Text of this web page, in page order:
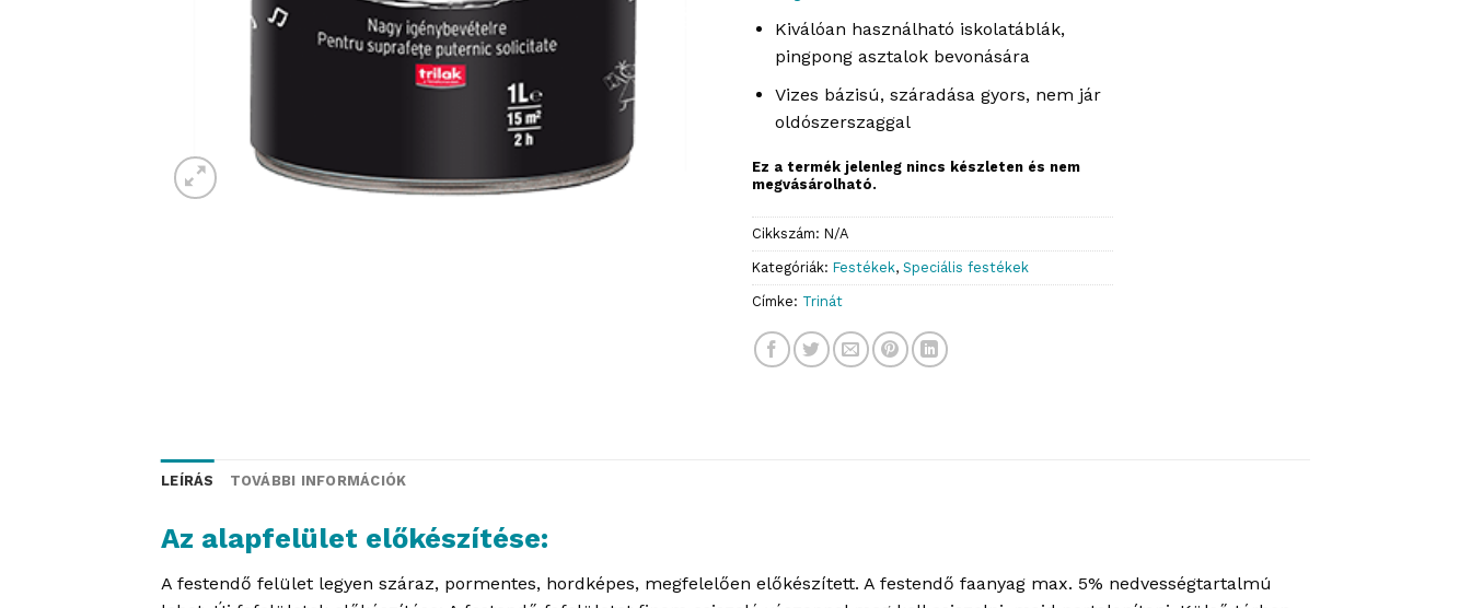
Kiválóan használható iskolatáblák,
pingpong asztalok bevonására
Vizes bázisú, száradása gyors, nem jár
oldószerszaggal
Ez a termék jelenleg nincs készleten és nem
megvásárolható.
Cikkszám: N/A
Kategóriák: Festékek, Speciális festékek
Címke: Trinát
LEÍRÁS TOVÁBBI INFORMÁCIÓK
Az alapfelület előkészítése:
A festendő felület legyen száraz, pormentes, hordképes, megfelelően előkészített. A festendő faanyag max. 5% nedvességtartalmú